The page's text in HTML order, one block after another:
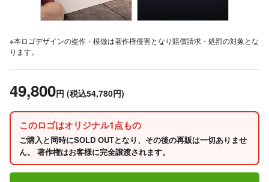
※本ロゴデザインの盗作・模倣は著作権侵害となり賠償請求・処罰の対象とな
ります。
49,800円 (税込54,780円)
このロゴはオリジナル1点もの
ご購入と同時にSOLD OUTとなり、その後の再販は一切ありませ
ん。 著作権はお客様に完全譲渡されます。